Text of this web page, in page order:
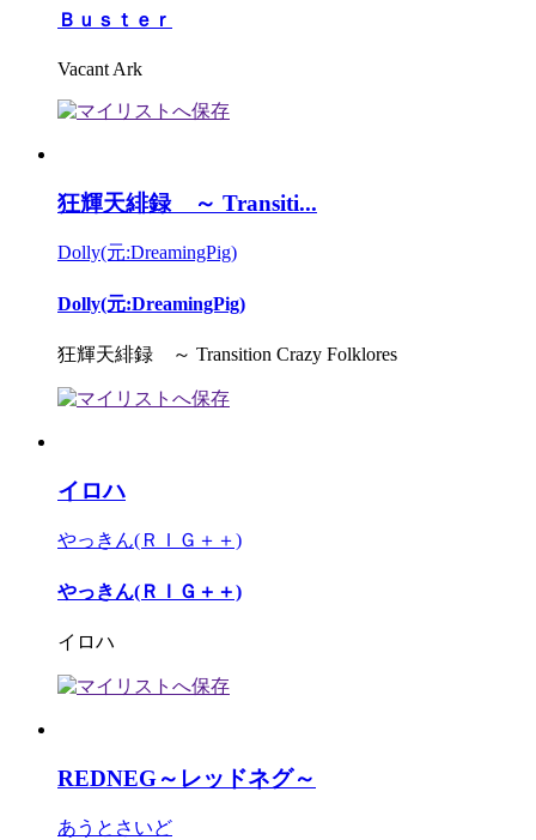
Ｂｕｓｔｅｒ
Vacant Ark
狂輝天緋録 ～ Transiti...
Dolly(元:DreamingPig)
Dolly(元:DreamingPig)
狂輝天緋録 ～ Transition Crazy Folklores
イロハ
やっきん(ＲＩＧ＋＋)
やっきん(ＲＩＧ＋＋)
イロハ
REDNEG～レッドネグ～
あうとさいど